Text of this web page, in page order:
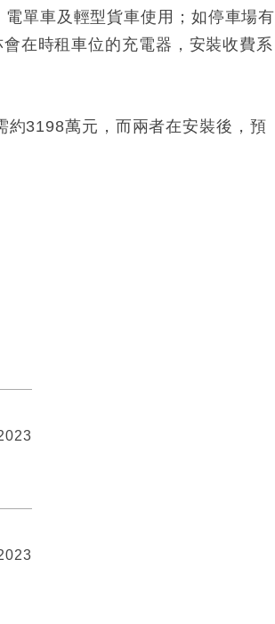
單車及輕型貨車使用；如停車場有
在時租車位的充電器，安裝收費系
約3198萬元，而兩者在安裝後，預